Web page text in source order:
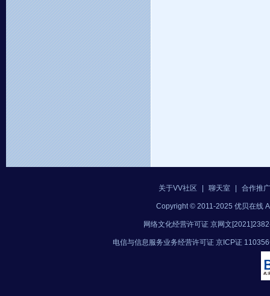
关于VV社区 聊天室 合作推广
Copyright © 2011-2025 优贝在线
网络文化经营许可证 京网文
电信与信息服务业务经营许可证 京ICP证